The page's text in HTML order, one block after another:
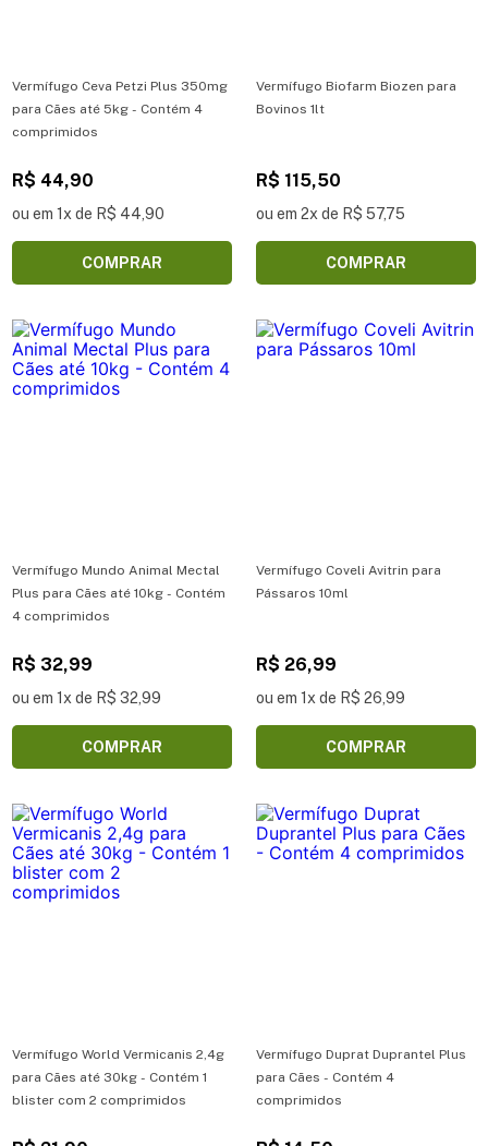
Vermífugo Ceva Petzi Plus 350mg
para Cães até 5kg - Contém 4
comprimidos
R$ 44,90
ou em 1x de R$ 44,90
COMPRAR
Vermífugo Biofarm Biozen para
Bovinos 1lt
R$ 115,50
ou em 2x de R$ 57,75
COMPRAR
Vermífugo Mundo Animal Mectal
Plus para Cães até 10kg - Contém
4 comprimidos
R$ 32,99
ou em 1x de R$ 32,99
COMPRAR
Vermífugo Coveli Avitrin para
Pássaros 10ml
R$ 26,99
ou em 1x de R$ 26,99
COMPRAR
Vermífugo World Vermicanis 2,4g
para Cães até 30kg - Contém 1
blister com 2 comprimidos
Vermífugo Duprat Duprantel Plus
para Cães - Contém 4
comprimidos